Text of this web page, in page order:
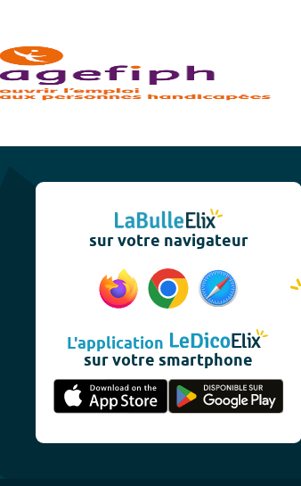
sur votre navigateur
L'application
sur votre smartphone